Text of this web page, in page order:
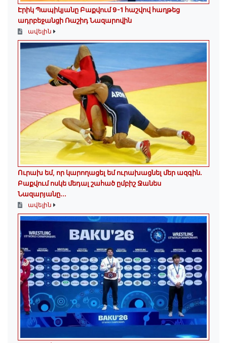
Էրիկ Պապիկյանը Բաքվում 9-1 հաշվով հաղթեց
ադրբեջանցի Ռաշիդ Նազարովին
ավելին
Ուրախ եմ, որ կարողացել եմ ուրախացնել մեր ազգին.
Բաքվում ոսկե մեդալ շահած ըմբիշ Ջանես
Նազարյանը...
ավելին